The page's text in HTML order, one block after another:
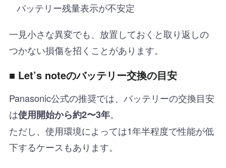
バッテリー残量表示が不安定
一見小さな異変でも、放置しておくと取り返しの
つかない損傷を招くことがあります。
■ Let’s noteのバッテリー交換の目安
Panasonic公式の推奨では、バッテリーの交換目安
は使用開始から約2〜3年。
ただし、使用環境によっては1年半程度で性能が低
下するケースもあります。